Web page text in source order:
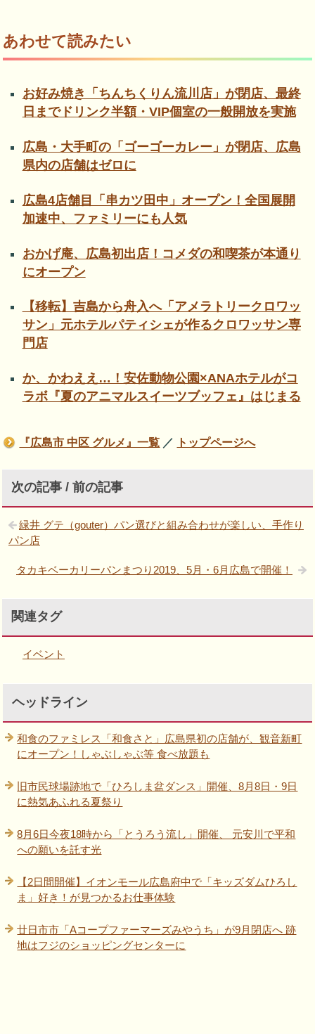
あわせて読みたい
お好み焼き「ちんちくりん流川店」が閉店、最終
日までドリンク半額・VIP個室の一般開放を実施
広島・大手町の「ゴーゴーカレー」が閉店、広島
県内の店舗はゼロに
広島4店舗目「串カツ田中」オープン！全国展開
加速中、ファミリーにも人気
おかげ庵、広島初出店！コメダの和喫茶が本通り
にオープン
【移転】吉島から舟入へ「アメラトリークロワッ
サン」元ホテルパティシェが作るクロワッサン専
門店
か、かわええ…！安佐動物公園×ANAホテルがコ
ラボ『夏のアニマルスイーツブッフェ』はじまる
『広島市 中区 グルメ』一覧 ／ トップページへ
次の記事 / 前の記事
緑井 グテ（gouter）パン選びと組み合わせが楽しい、手作り
パン店
タカキベーカリーパンまつり2019、5月・6月広島で開催！
関連タグ
イベント
ヘッドライン
和食のファミレス「和食さと」広島県初の店舗が、観音新町
にオープン！しゃぶしゃぶ等 食べ放題も
旧市民球場跡地で「ひろしま盆ダンス」開催、8月8日・9日
に熱気あふれる夏祭り
8月6日今夜18時から「とうろう流し」開催、 元安川で平和
への願いを託す光
【2日間開催】イオンモール広島府中で「キッズダムひろし
ま」好き！が見つかるお仕事体験
廿日市市「Aコープファーマーズみやうち」が9月閉店へ 跡
地はフジのショッピングセンターに